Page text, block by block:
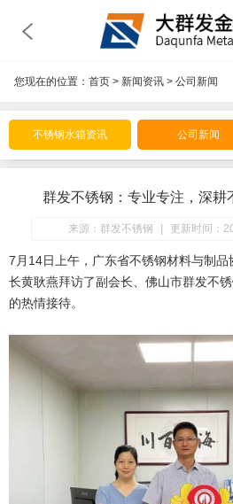
您现在的位置： 首页> 新闻资讯> 公司新闻
不锈钢水箱资讯 公司新闻
群发不锈钢：专业专注，深耕
来源：群发不锈钢 更新时间：
7月14日上午，广东省不锈钢材料与制
长黄耿燕拜访了副会长、佛山市群发不
的热情接待。